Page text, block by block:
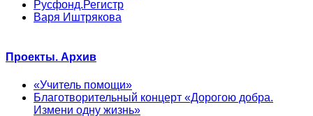
Русфонд.Регистр
Варя Иштрякова
Проекты. Архив
«Учитель помощи»
Благотворительный концерт «Дорогою добра.
Измени одну жизнь»